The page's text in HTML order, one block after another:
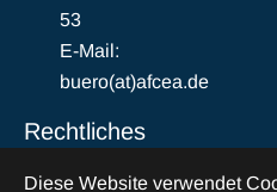
Diese Website verwendet
53
E-Mail:
buero(at)afcea.de
Rechtliches